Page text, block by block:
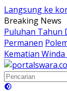
Langsung ke
Breaking News
Puluhan Tahun
Permanen
Kematian